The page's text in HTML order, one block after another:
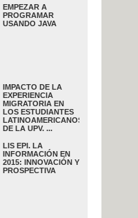
EMPEZAR A
PROGRAMAR
USANDO JAVA
IMPACTO DE LA
EXPERIENCIA
MIGRATORIA EN
LOS ESTUDIANTES
LATINOAMERICANOS
DE LA UPV. ...
LIS EPI. LA
INFORMACIÓN EN
2015: INNOVACIÓN Y
PROSPECTIVA